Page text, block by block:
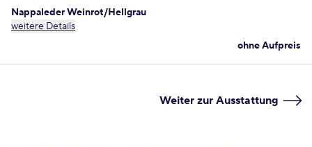
Nappaleder Weinrot/Hellgrau
weitere Details
ohne Aufpreis
Weiter zur Ausstattung